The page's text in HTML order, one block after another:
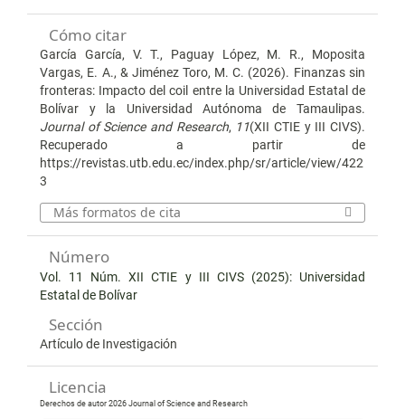
Cómo citar
García García, V. T., Paguay López, M. R., Moposita
Vargas, E. A., & Jiménez Toro, M. C. (2026). Finanzas sin
fronteras: Impacto del coil entre la Universidad Estatal de
Bolívar y la Universidad Autónoma de Tamaulipas.
Journal of Science and Research, 11(XII CTIE y III CIVS).
Recuperado a partir de
https://revistas.utb.edu.ec/index.php/sr/article/view/422
3
Más formatos de cita
Número
Vol. 11 Núm. XII CTIE y III CIVS (2025): Universidad
Estatal de Bolívar
Sección
Artículo de Investigación
Licencia
Derechos de autor 2026 Journal of Science and Research